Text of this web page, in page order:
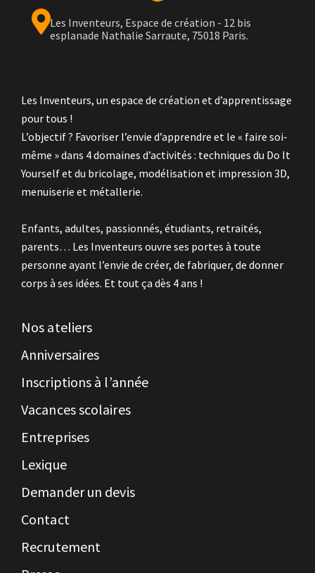
Les Inventeurs, Espace de création - 12 bis
esplanade Nathalie Sarraute, 75018 Paris.
Les Inventeurs, un espace de création et d’apprentissage
pour tous !
L’objectif ? Favoriser l’envie d’apprendre et le « faire soi-
même » dans 4 domaines d’activités : techniques du Do It
Yourself et du bricolage, modélisation et impression 3D,
menuiserie et métallerie.
Enfants, adultes, passionnés, étudiants, retraités,
parents… Les Inventeurs ouvre ses portes à toute
personne ayant l’envie de créer, de fabriquer, de donner
corps à ses idées. Et tout ça dès 4 ans !
Nos ateliers
Anniversaires
Inscriptions à l’année
Vacances scolaires
Entreprises
Lexique
Demander un devis
Contact
Recrutement